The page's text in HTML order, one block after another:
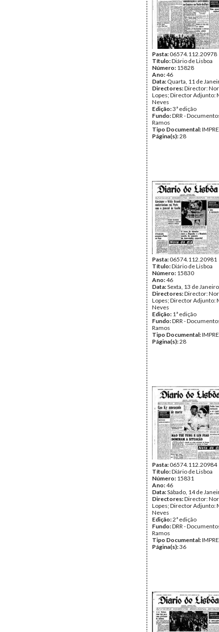
Pasta:06574.112.20978
Título:Diário de Lisboa
Número: 15828
Ano:46
Data: Quarta, 11 de
Directores:Director:
Lopes; Director Adjunto:
Neves
Edição:3ª edição
Fundo:DRR -
Ramos
Tipo Documental:
Página(s):28
Pasta:06574.112.20981
Título:Diário de Lisboa
Número: 15830
Ano:46
Data:Sexta, 13 de
Directores:Director:
Lopes; Director Adjunto:
Neves
Edição: 1ª edição
Fundo:DRR -
Ramos
Tipo Documental:
Página(s):28
Pasta:06574.112.20984
Título:Diário de Lisboa
Número: 15831
Ano:46
Data:Sábado, 14 de
Directores:Director:
Lopes; Director Adjunto:
Neves
Edição:2ª edição
Fundo:DRR -
Ramos
Tipo Documental:
Página(s):36